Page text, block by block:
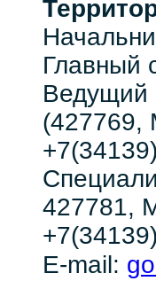
Главный
Ведущий
(427769,
427781,
E-mail: